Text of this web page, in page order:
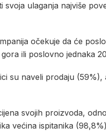
ulaganja najviše
očekuje da će
ili poslovno jednaka
su naveli prodaju
svojih proizvoda,
većina ispitanika